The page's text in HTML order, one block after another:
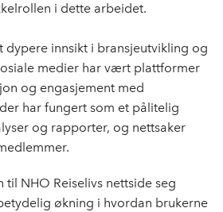
i dette arbeidet.
dypere innsikt i bransjeutvikling og
medier har vært plattformer
og engasjement med
har fungert som et pålitelig
og rapporter, og nettsaker
til NHO Reiselivs nettside seg
økning i hvordan brukerne